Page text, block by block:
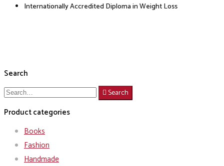
Internationally Accredited Diploma in Weight Loss
Search
Search
for:
Search
Product categories
Books
Fashion
Handmade